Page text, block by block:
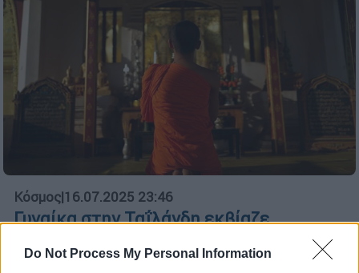
Do Not Process My Personal Information
Κόσμος|16.07.2025 23:46
Γυναίκα στην Ταΐλάνδη εκβίαζε
βουδιστές μοναχούς με τους οποίους
είχε σεξουαλικές επαφές